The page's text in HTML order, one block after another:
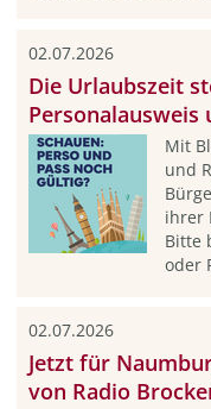
02.07.2026
Die Urlaubszeit
Personalausweis
Mit
und
ihrer
Bitte
oder
02.07.2026
Jetzt für
von Radio